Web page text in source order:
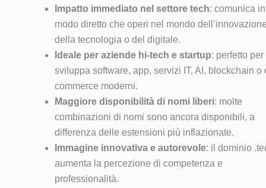
Impatto immediato nel settore tech: comunica in
modo diretto che operi nel mondo
della tecnologia o del digitale.
Ideale per aziende hi-tech e startup: perfetto per
sviluppa software, app, servizi IT, AI, blockchain o
commerce moderni.
Maggiore disponibilità di nomi liberi: molte
combinazioni di nomi sono ancora disponibili, a
differenza delle estensioni più inflazionate.
Immagine innovativa e autorevole: il dominio
aumenta la percezione di competenza e
professionalità.